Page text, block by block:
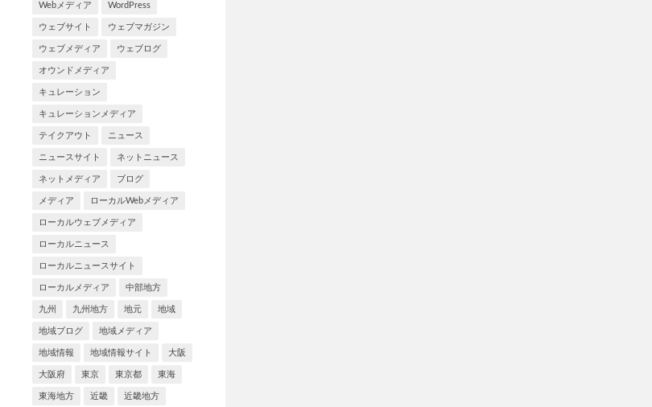
Webメディア WordPress
ウェブサイト ウェブマガジン
ウェブメディア ウェブログ
オウンドメディア
キュレーション
キュレーションメディア
テイクアウト ニュース
ニュースサイト ネットニュース
ネットメディア ブログ
メディア ローカルWebメディア
ローカルウェブメディア
ローカルニュース
ローカルニュースサイト
ローカルメディア 中部地方
九州 九州地方 地元 地域
地域ブログ 地域メディア
地域情報 地域情報サイト 大阪
大阪府 東京 東京都 東海
東海地方 近畿 近畿地方